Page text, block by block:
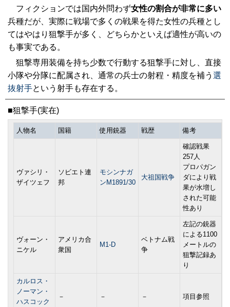
フィクションでは国内外問わず女性の割合が非常に多い
兵種だが、実際に戦場で多くの戦果を得た女性の兵種とし
てはやはり狙撃手が多く、どちらかといえば適性が高いの
も事実である。
狙撃専用装備を持ち少数で行動する狙撃手に対し、直接
小隊や分隊に配属され、通常の兵士の射程・精度を補う 選
抜射手という射手も存在する。
■狙撃手(実在)
人物名 国籍 使用銃器 戦歴 備考
ヴァシリ・
ザイツェフ
ソビエト連
邦
モシンナガ
ンM1891/30
大祖国戦争
確認戦果
257人
プロパガン
ダにより戦
果が水増し
された可能
性あり
ヴォーン・
ニケル
アメリカ合
衆国
M1-D
ベトナム戦
争
左記の銃器
による1100
メートルの
狙撃記録あ
り
カルロス・
ノーマン・
ハスコック
－ － － 項目参照